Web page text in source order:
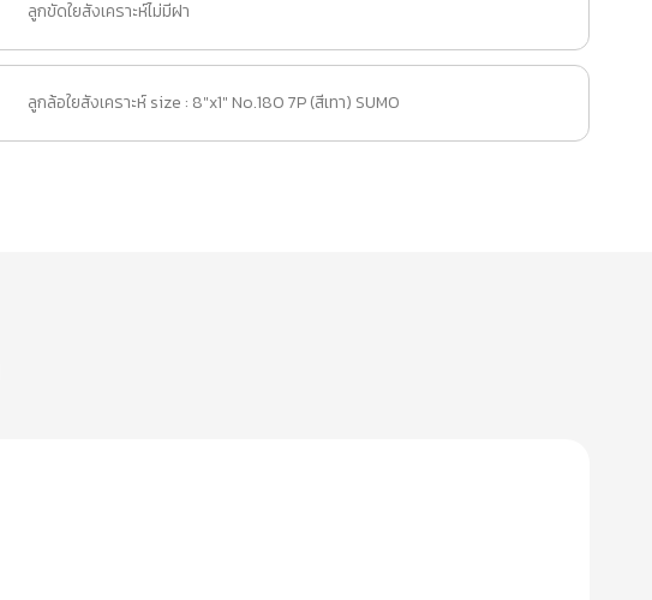
ลูกขัดใยสังเคราะห์ไม่มีฝา
ลูกล้อใยสังเคราะห์ size : 8"x1" No.180 7P (สีเทา) SUMO